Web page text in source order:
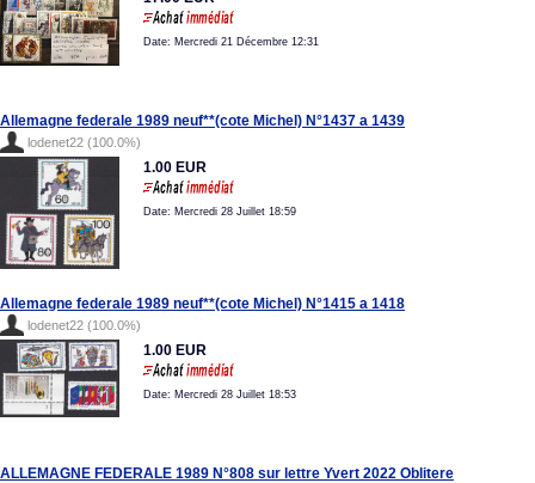
Date: Mercredi 21 Décembre 12:31
Allemagne federale 1989 neuf**(cote Michel) N°1437 a 1439
lodenet22 (100.0%)
1.00 EUR
Date: Mercredi 28 Juillet 18:59
Allemagne federale 1989 neuf**(cote Michel) N°1415 a 1418
lodenet22 (100.0%)
1.00 EUR
Date: Mercredi 28 Juillet 18:53
ALLEMAGNE FEDERALE 1989 N°808 sur lettre Yvert 2022 Oblitere